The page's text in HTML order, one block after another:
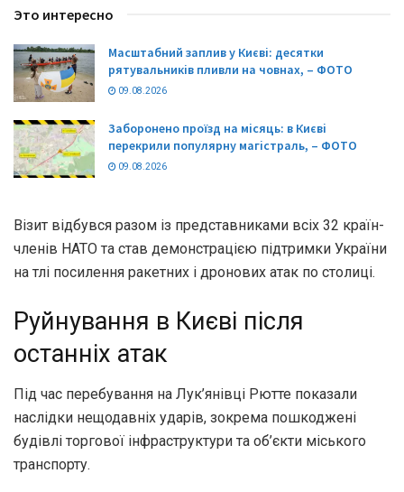
Это интересно
Масштабний заплив у Києві: десятки
рятувальників пливли на човнах, – ФОТО
09.08.2026
Заборонено проїзд на місяць: в Києві
перекрили популярну магістраль, – ФОТО
09.08.2026
Візит відбувся разом із представниками всіх 32 країн-
членів НАТО та став демонстрацією підтримки України
на тлі посилення ракетних і дронових атак по столиці.
Руйнування в Києві після
останніх атак
Під час перебування на Лук’янівці Рютте показали
наслідки нещодавніх ударів, зокрема пошкоджені
будівлі торгової інфраструктури та об’єкти міського
транспорту.